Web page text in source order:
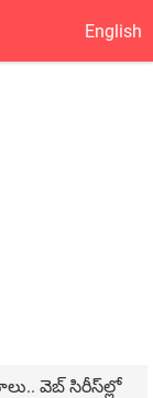
English
వెబ్ సిరీస్‌‌ల్లో